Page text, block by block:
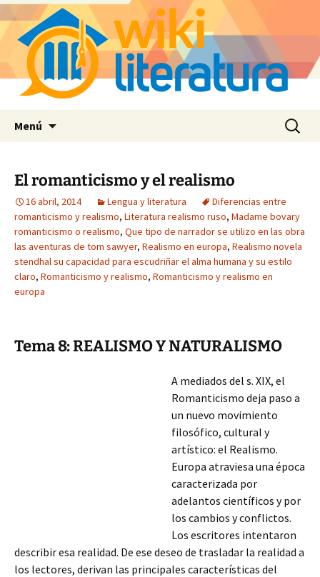
Menú Buscar:
El romanticismo y el realismo
16 abril, 2014 Lengua y literatura
Diferencias entre
romanticismo y realismo, Literatura realismo ruso, Madame bovary
romanticismo o realismo, Que tipo de narrador se utilizo en las obra
las aventuras de tom sawyer, Realismo en europa, Realismo novela
stendhal su capacidad para escudriñar el alma humana y su estilo
claro, Romanticismo y realismo, Romanticismo y realismo en
europa
Tema 8: REALISMO Y NATURALISMO
A mediados del s. XIX, el
Romanticismo deja paso a
un nuevo movimiento
filosófico, cultural y
artístico: el Realismo.
Europa atraviesa una época
caracterizada por
adelantos científicos y por
los cambios y conflictos.
Los escritores intentaron
describir esa realidad. De ese deseo de trasladar la realidad a
los lectores, derivan las principales características del